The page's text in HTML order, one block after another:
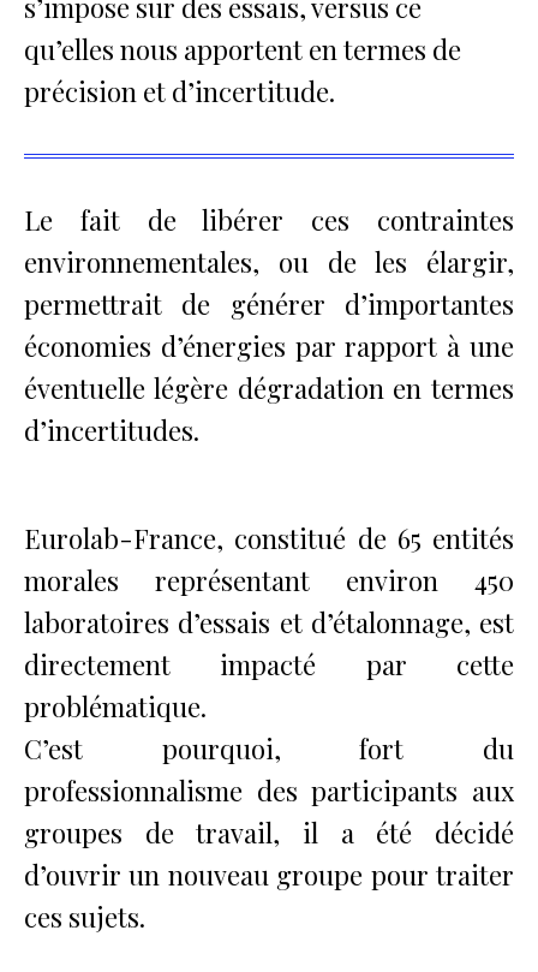
s’impose sur des essais, versus ce
qu’elles nous apportent en termes de
précision et d’incertitude.
Le fait de libérer ces contraintes
environnementales, ou de les élargir,
permettrait de générer d’importantes
économies d’énergies par rapport à une
éventuelle légère dégradation en termes
d’incertitudes.
Eurolab-France, constitué de 65 entités
morales représentant environ 450
laboratoires d’essais et d’étalonnage, est
directement impacté par cette
problématique.
C’est pourquoi, fort du
professionnalisme des participants aux
groupes de travail, il a été décidé
d’ouvrir un nouveau groupe pour traiter
ces sujets.